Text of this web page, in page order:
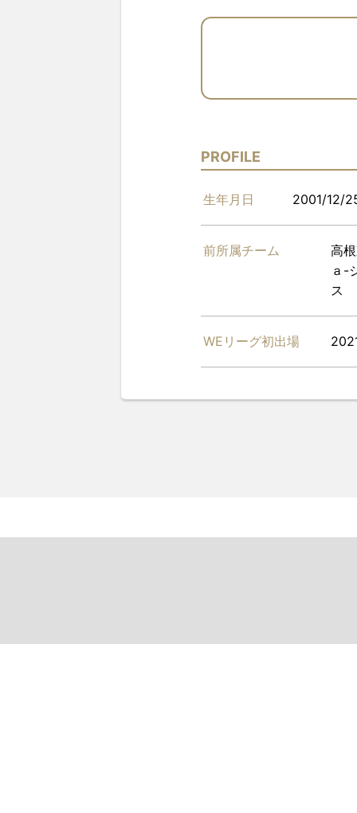
PROFILE
生年月日 2001/12/
前所属チーム
高
ａ-
ス
WEリーグ初出場